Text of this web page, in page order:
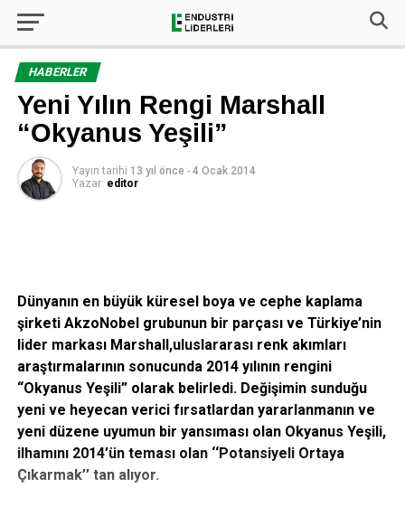
HABERLER
Yeni Yılın Rengi Marshall
“Okyanus Yeşili”
Yayın tarihi 13 yıl önce - 4 Ocak 2014
Yazar: editor
Dünyanın en büyük küresel boya ve cephe kaplama
şirketi AkzoNobel grubunun bir parçası ve Türkiye’nin
lider markası Marshall,uluslararası renk akımları
araştırmalarının sonucunda 2014 yılının rengini
“Okyanus Yeşili” olarak belirledi. Değişimin sunduğu
yeni ve heyecan verici fırsatlardan yararlanmanın ve
yeni düzene uyumun bir yansıması olan Okyanus Yeşili,
ilhamını 2014’ün teması olan ‘‘Potansiyeli Ortaya
Çıkarmak’’ tan alıyor.